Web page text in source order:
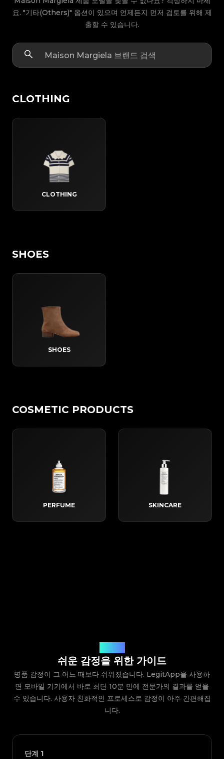
요. "기타(Others)" 옵션이 있으며 언제든지 먼저 검토를 위해 제
출할 수 있습니다.
CLOTHING
CLOTHING
SHOES
SHOES
COSMETIC PRODUCTS
PERFUME SKINCARE
쉬운 감정을 위한 가이드
명품 감정이 그 어느 때보다 쉬워졌습니다. LegitApp을 사용하
면 모바일 기기에서 바로 최단 10분 만에 전문가의 결과를 얻을
수 있습니다. 사용자 친화적인 프로세스로 감정이 아주 간편해집
니다.
단계 1